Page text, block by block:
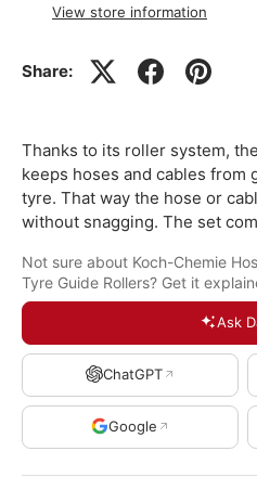
View store information
Share:
Thanks to its roller system,
keeps hoses and cables from
tyre. That way the hose or
without snagging. The set
Not sure about Koch-Chemie
Tyre Guide Rollers? Get it
Ask
ChatGPT
Google